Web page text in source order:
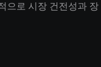
으로 시장 건전성과 장